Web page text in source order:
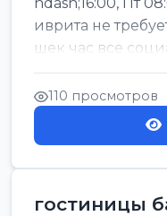
иврита не
шек час все
керен ишт...
110 просмотров
гостиницы